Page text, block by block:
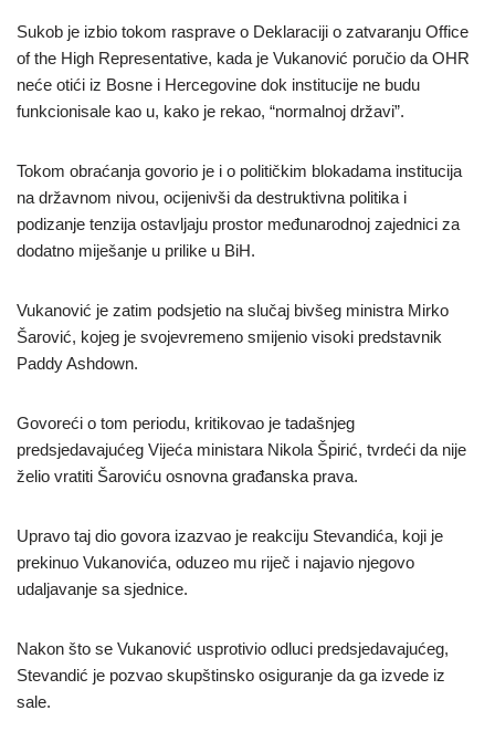
Sukob je izbio tokom rasprave o Deklaraciji o zatvaranju Office
of the High Representative, kada je Vukanović poručio da OHR
neće otići iz Bosne i Hercegovine dok institucije ne budu
funkcionisale kao u, kako je rekao, “normalnoj državi”.
Tokom obraćanja govorio je i o političkim blokadama institucija
na državnom nivou, ocijenivši da destruktivna politika i
podizanje tenzija ostavljaju prostor međunarodnoj zajednici za
dodatno miješanje u prilike u BiH.
Vukanović je zatim podsjetio na slučaj bivšeg ministra Mirko
Šarović, kojeg je svojevremeno smijenio visoki predstavnik
Paddy Ashdown.
Govoreći o tom periodu, kritikovao je tadašnjeg
predsjedavajućeg Vijeća ministara Nikola Špirić, tvrdeći da nije
želio vratiti Šaroviću osnovna građanska prava.
Upravo taj dio govora izazvao je reakciju Stevandića, koji je
prekinuo Vukanovića, oduzeo mu riječ i najavio njegovo
udaljavanje sa sjednice.
Nakon što se Vukanović usprotivio odluci predsjedavajućeg,
Stevandić je pozvao skupštinsko osiguranje da ga izvede iz
sale.